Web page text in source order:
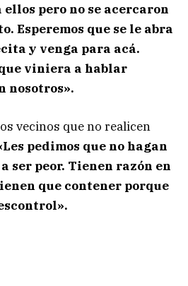
ellos pero no se acercaron
Esperemos que se le abra
y venga para acá.
viniera a hablar
nosotros».
vecinos que no realicen
pedimos que no hagan
ser peor. Tienen razón en
que contener porque